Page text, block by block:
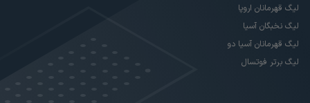
لیگ قهرمانان اروپا
لیگ نخبگان آسیا
لیگ قهرمانان آسیا دو
لیگ برتر فوتسال